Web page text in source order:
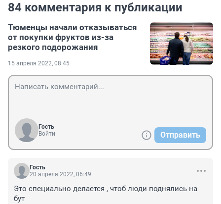
84 комментария к публикации
Тюменцы начали отказываться
от покупки фруктов из-за
резкого подорожания
15 апреля 2022, 08:45
Гость
Войти
Отправить
Гость
20 апреля 2022, 06:49
Это специально делается , чтоб люди поднялись на
бут